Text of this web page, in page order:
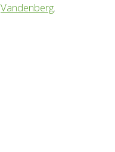
Vandenberg.